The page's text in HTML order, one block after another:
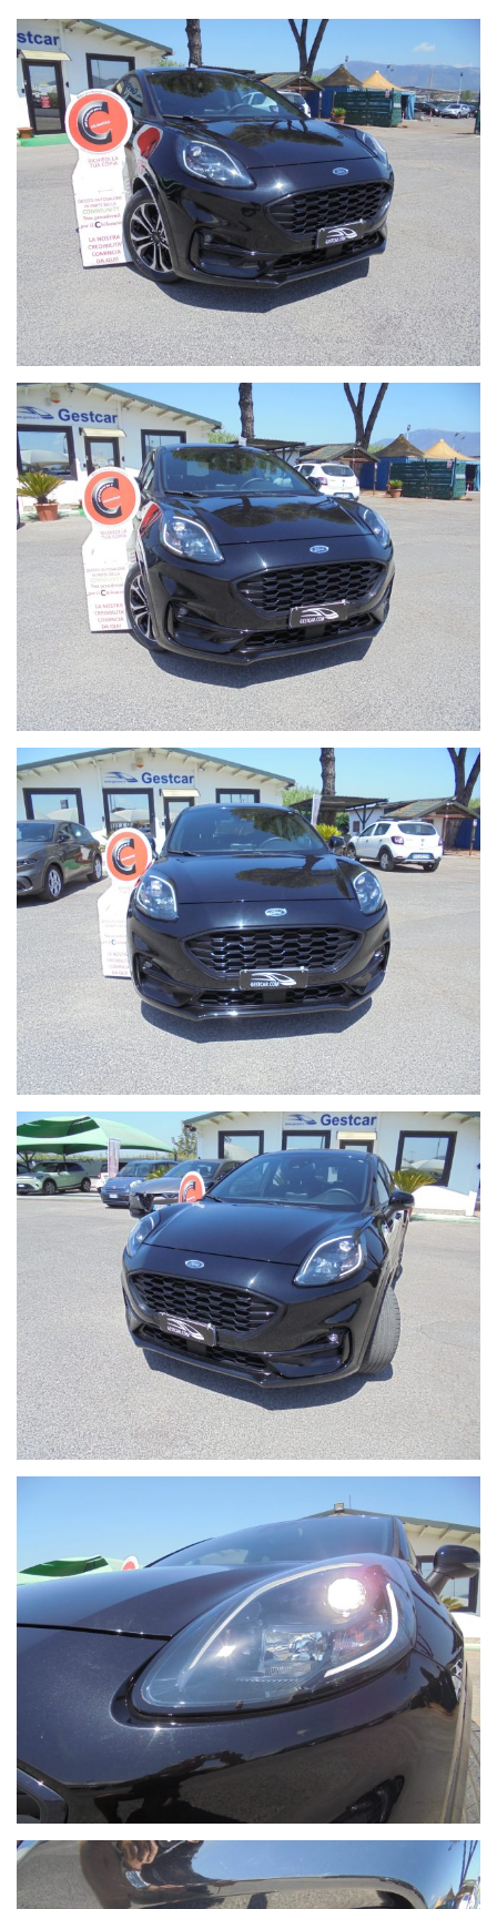
veicoli aziendali
Cronologia tagliandi certificata, per la massima trasparenza
Assistenza completa dal primo contatto alla consegna
Dove trovarci
Gestcar Auto Srl
Via Pantano (SP27B), Rotonda Via Maremmana – Villanova di
Guidonia (RM)
Telefono: 0774 353751
Cellulare: 347 1071745 / 340 4884859
Visita il nostro sito: gestcar.it
Nota importante: il prezzo esposto non include il Passaggio di
Proprietà, che viene effettuato direttamente in sede tramite la
nostra Agenzia Pratiche Auto, con registrazione in tempo reale.
perdere la tua occasione!